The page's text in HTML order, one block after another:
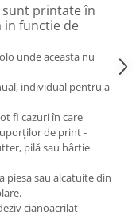
printate în
in functie de
unde aceasta nu
individual pentru a
fi cazuri în care
de print -
pilă sau hârtie
piesa sau alcatuite din
cianoacrilat